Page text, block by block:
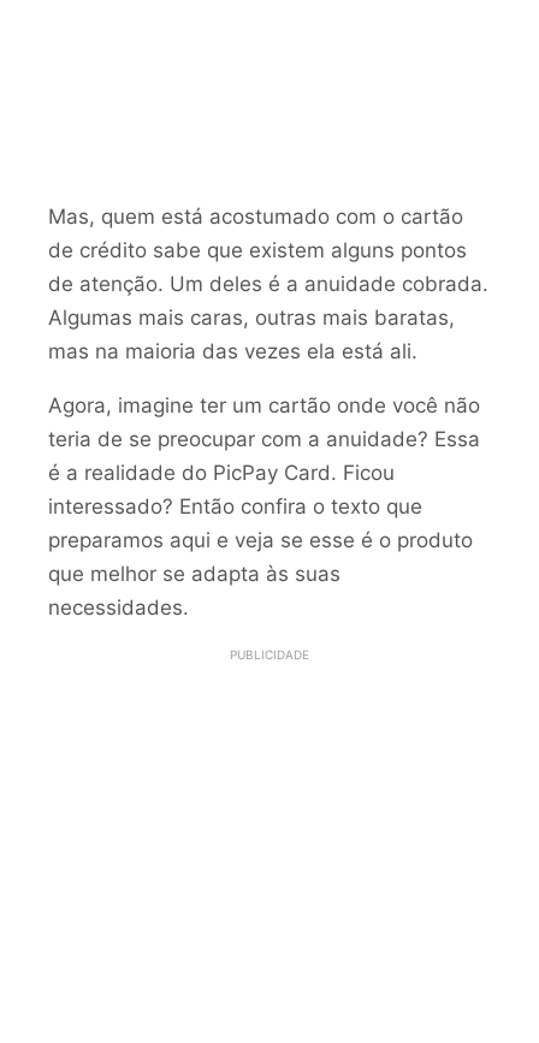
Mas, quem está acostumado com o cartão
de crédito sabe que existem alguns pontos
de atenção. Um deles é a anuidade cobrada.
Algumas mais caras, outras mais baratas,
mas na maioria das vezes ela está ali.
Agora, imagine ter um cartão onde você não
teria de se preocupar com a anuidade? Essa
é a realidade do PicPay Card. Ficou
interessado? Então confira o texto que
preparamos aqui e veja se esse é o produto
que melhor se adapta às suas
necessidades.
PUBLICIDADE